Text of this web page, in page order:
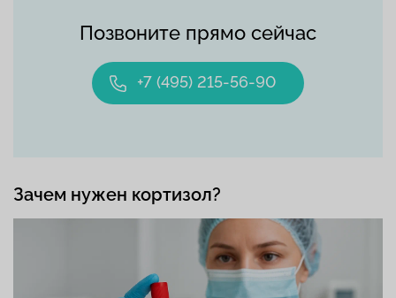
Позвоните прямо сейчас
+7 (495) 215-56-90
Зачем нужен кортизол?